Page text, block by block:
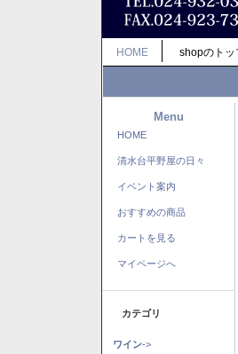
HOME shopのトッ
Menu
HOME
清水台平野屋の日々
イベント案内
おすすめの商品
カートを見る
マイページへ
カテゴリ
ワイン->